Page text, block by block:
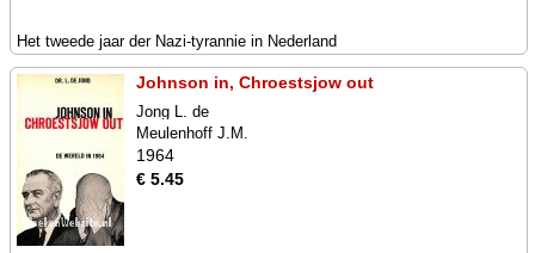
Het tweede jaar der Nazi-tyrannie in Nederland
Johnson in, Chroestsjow out
Jong L. de
Meulenhoff J.M.
1964
€ 5.45